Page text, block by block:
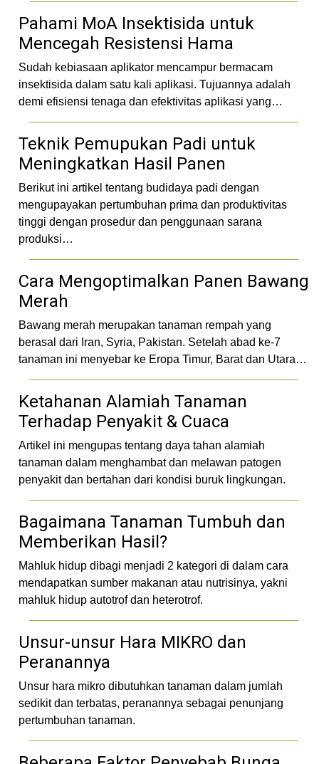
Pahami MoA Insektisida untuk
Mencegah Resistensi Hama
Sudah kebiasaan aplikator mencampur bermacam
insektisida dalam satu kali aplikasi. Tujuannya adalah
demi efisiensi tenaga dan efektivitas aplikasi yang…
Teknik Pemupukan Padi untuk
Meningkatkan Hasil Panen
Berikut ini artikel tentang budidaya padi dengan
mengupayakan pertumbuhan prima dan produktivitas
tinggi dengan prosedur dan penggunaan sarana
produksi…
Cara Mengoptimalkan Panen Bawang
Merah
Bawang merah merupakan tanaman rempah yang
berasal dari Iran, Syria, Pakistan. Setelah abad ke-7
tanaman ini menyebar ke Eropa Timur, Barat dan Utara…
Ketahanan Alamiah Tanaman
Terhadap Penyakit & Cuaca
Artikel ini mengupas tentang daya tahan alamiah
tanaman dalam menghambat dan melawan patogen
penyakit dan bertahan dari kondisi buruk lingkungan.
Bagaimana Tanaman Tumbuh dan
Memberikan Hasil?
Mahluk hidup dibagi menjadi 2 kategori di dalam cara
mendapatkan sumber makanan atau nutrisinya, yakni
mahluk hidup autotrof dan heterotrof.
Unsur-unsur Hara MIKRO dan
Peranannya
Unsur hara mikro dibutuhkan tanaman dalam jumlah
sedikit dan terbatas, peranannya sebagai penunjang
pertumbuhan tanaman.